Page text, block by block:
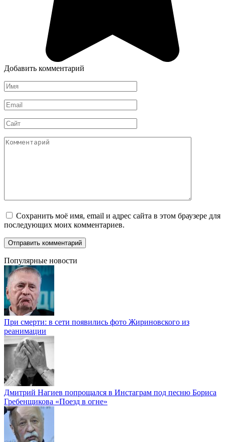
Добавить комментарий
Имя
*
Email
*
Сайт
Комментарий
Сохранить моё имя, email и адрес сайта в этом браузере для
последующих моих комментариев.
Популярные новости
При смерти: в сети появились фото Жириновского из
реанимации
Дмитрий Нагиев попрощался в Инстаграм под песню Бориса
Гребенщикова «Поезд в огне»